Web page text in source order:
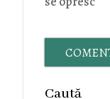
Caută